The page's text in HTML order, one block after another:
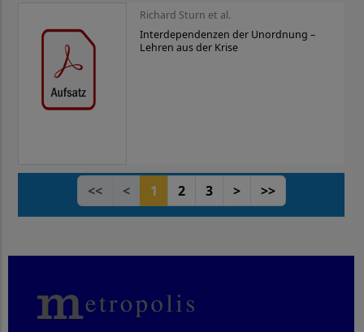
Richard Sturn et al.
Interdependenzen der Unordnung –
Lehren aus der Krise
<< < 1 2 3 > >>